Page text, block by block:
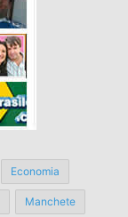
Economia
Manchete